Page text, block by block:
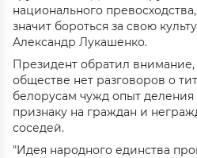
национального превосходства,
значит бороться за свою
Александр Лукашенко.
Президент обратил внимание,
обществе нет разговоров о
белорусам чужд опыт
признаку на граждан и
соседей.
"Идея народного единства